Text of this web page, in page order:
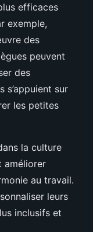
efficaces
exemple,
des
peuvent
des
s’appuient sur
les petites
la culture
améliorer
au travail.
leurs
inclusifs et